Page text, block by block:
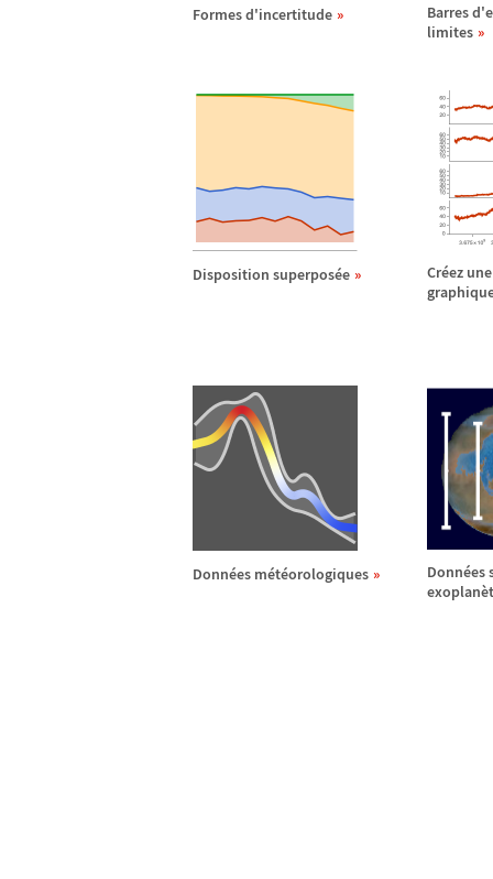
Formes d'incertitude
Barres
limites
Disposition superposée Créez
Données météorologiques Données
exoplanè